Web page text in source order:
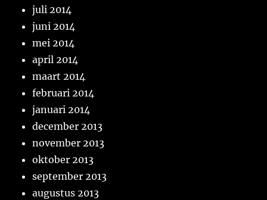
juli 2014
juni 2014
mei 2014
april 2014
maart 2014
februari 2014
januari 2014
december 2013
november 2013
oktober 2013
september 2013
augustus 2013